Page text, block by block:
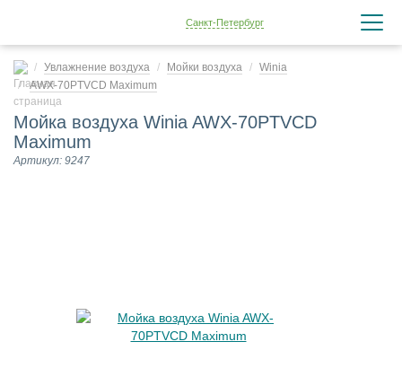
Санкт-Петербург
Увлажнение воздуха Мойки воздуха
Winia
AWX-70PTVCD Maximum
Мойка воздуха Winia AWX-70PTVCD
Maximum
Артикул: 9247